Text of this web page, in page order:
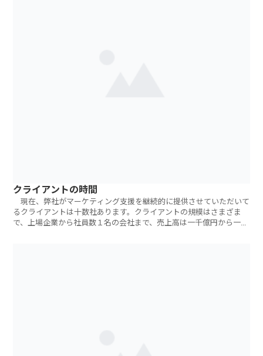
クライアントの時間
現在、弊社がマーケティング支援を継続的に提供させていただいて
るクライアントは十数社あります。クライアントの規模はさまざま
で、上場企業から社員数１名の会社まで、売上高は一千億円から一千